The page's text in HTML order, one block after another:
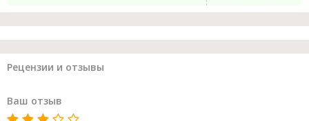
Рецензии и отзывы
Ваш отзыв